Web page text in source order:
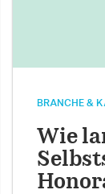
BRANCHE &
Wie